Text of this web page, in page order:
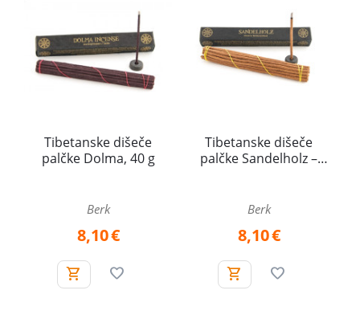
Tibetanske dišeče
palčke Dolma, 40 g
Berk
8,10€
Tibetanske dišeče
palčke Sandelholz –
Berk
8,10€